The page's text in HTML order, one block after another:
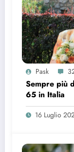
Pask
Sempre più
65 in Italia
16 Luglio